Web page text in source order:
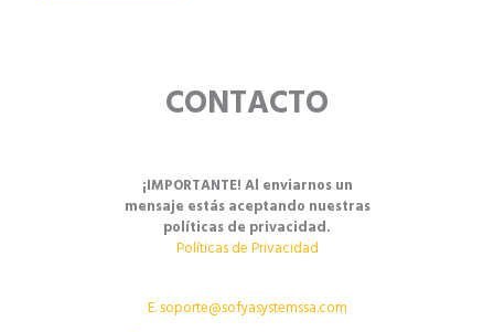
CONTACTO
¡IMPORTANTE! Al enviarnos un
mensaje estás aceptando nuestras
políticas de privacidad.
Políticas de Privacidad
E.soporte@sofyasystemssa.com